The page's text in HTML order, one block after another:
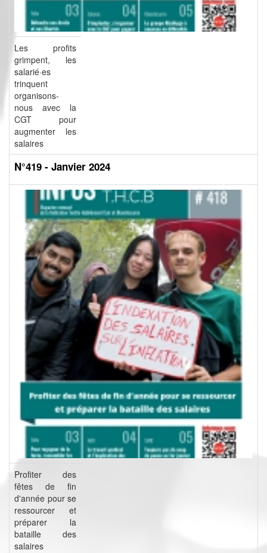
Les profits
grimpent, les
salarié·es
trinquent
organisons-
nous avec la
CGT pour
augmenter les
salaires
N°419 - Janvier 2024
Profiter des
fêtes de fin
d'année pour se
ressourcer et
préparer la
bataille des
salaires